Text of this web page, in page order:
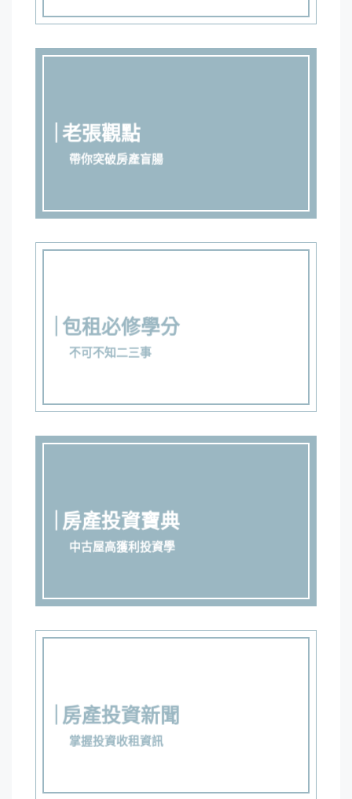
老張觀點
帶你突破房產盲腸
包租必修學分
不可不知二三事
房產投資寶典
中古屋高獲利投資學
房產投資新聞
掌握投資收租資訊